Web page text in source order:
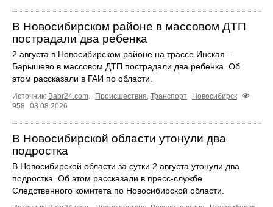
В Новосибирском районе в массовом ДТП
пострадали два ребенка
2 августа в Новосибирском районе на трассе Инская –
Барышево в массовом ДТП пострадали два ребенка. Об
этом рассказали в ГАИ по области.
Источник: Babr24.com. Происшествия, Транспорт
Новосибирск
958
03.08.2026
В Новосибирской области утонули два
подростка
В Новосибирской области за сутки 2 августа утонули два
подростка. Об этом рассказали в пресс-службе
Следственного комитета по Новосибирской области.